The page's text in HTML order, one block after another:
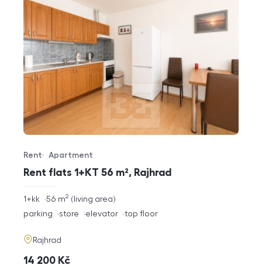
Rent flats 1+KT 56 m², Rajhrad
Offer type
Rent
Property type
Apartment
rozměry
disposition
1+kk living area
56 m2
funkce
parking store elevator top floor
adresa
Rajhrad
cena
14 200 Kč